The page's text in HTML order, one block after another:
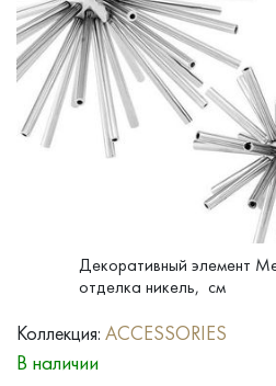
Декоративный элемент
отделка никель, см
Коллекция: ACCESSORIES
В наличии